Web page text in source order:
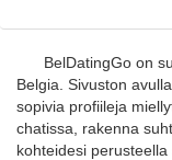
BelDatingGo on
Belgia. Sivuston
sopivia profiileja
chatissa, rakenna
kohteidesi